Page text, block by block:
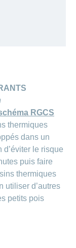
RGCS
thermiques
dans un
d’éviter le risque
puis faire
thermiques
utiliser d’autres
petits pois